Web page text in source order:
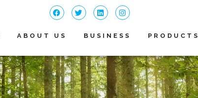
ABOUT US BUSINESS PRODUCTS